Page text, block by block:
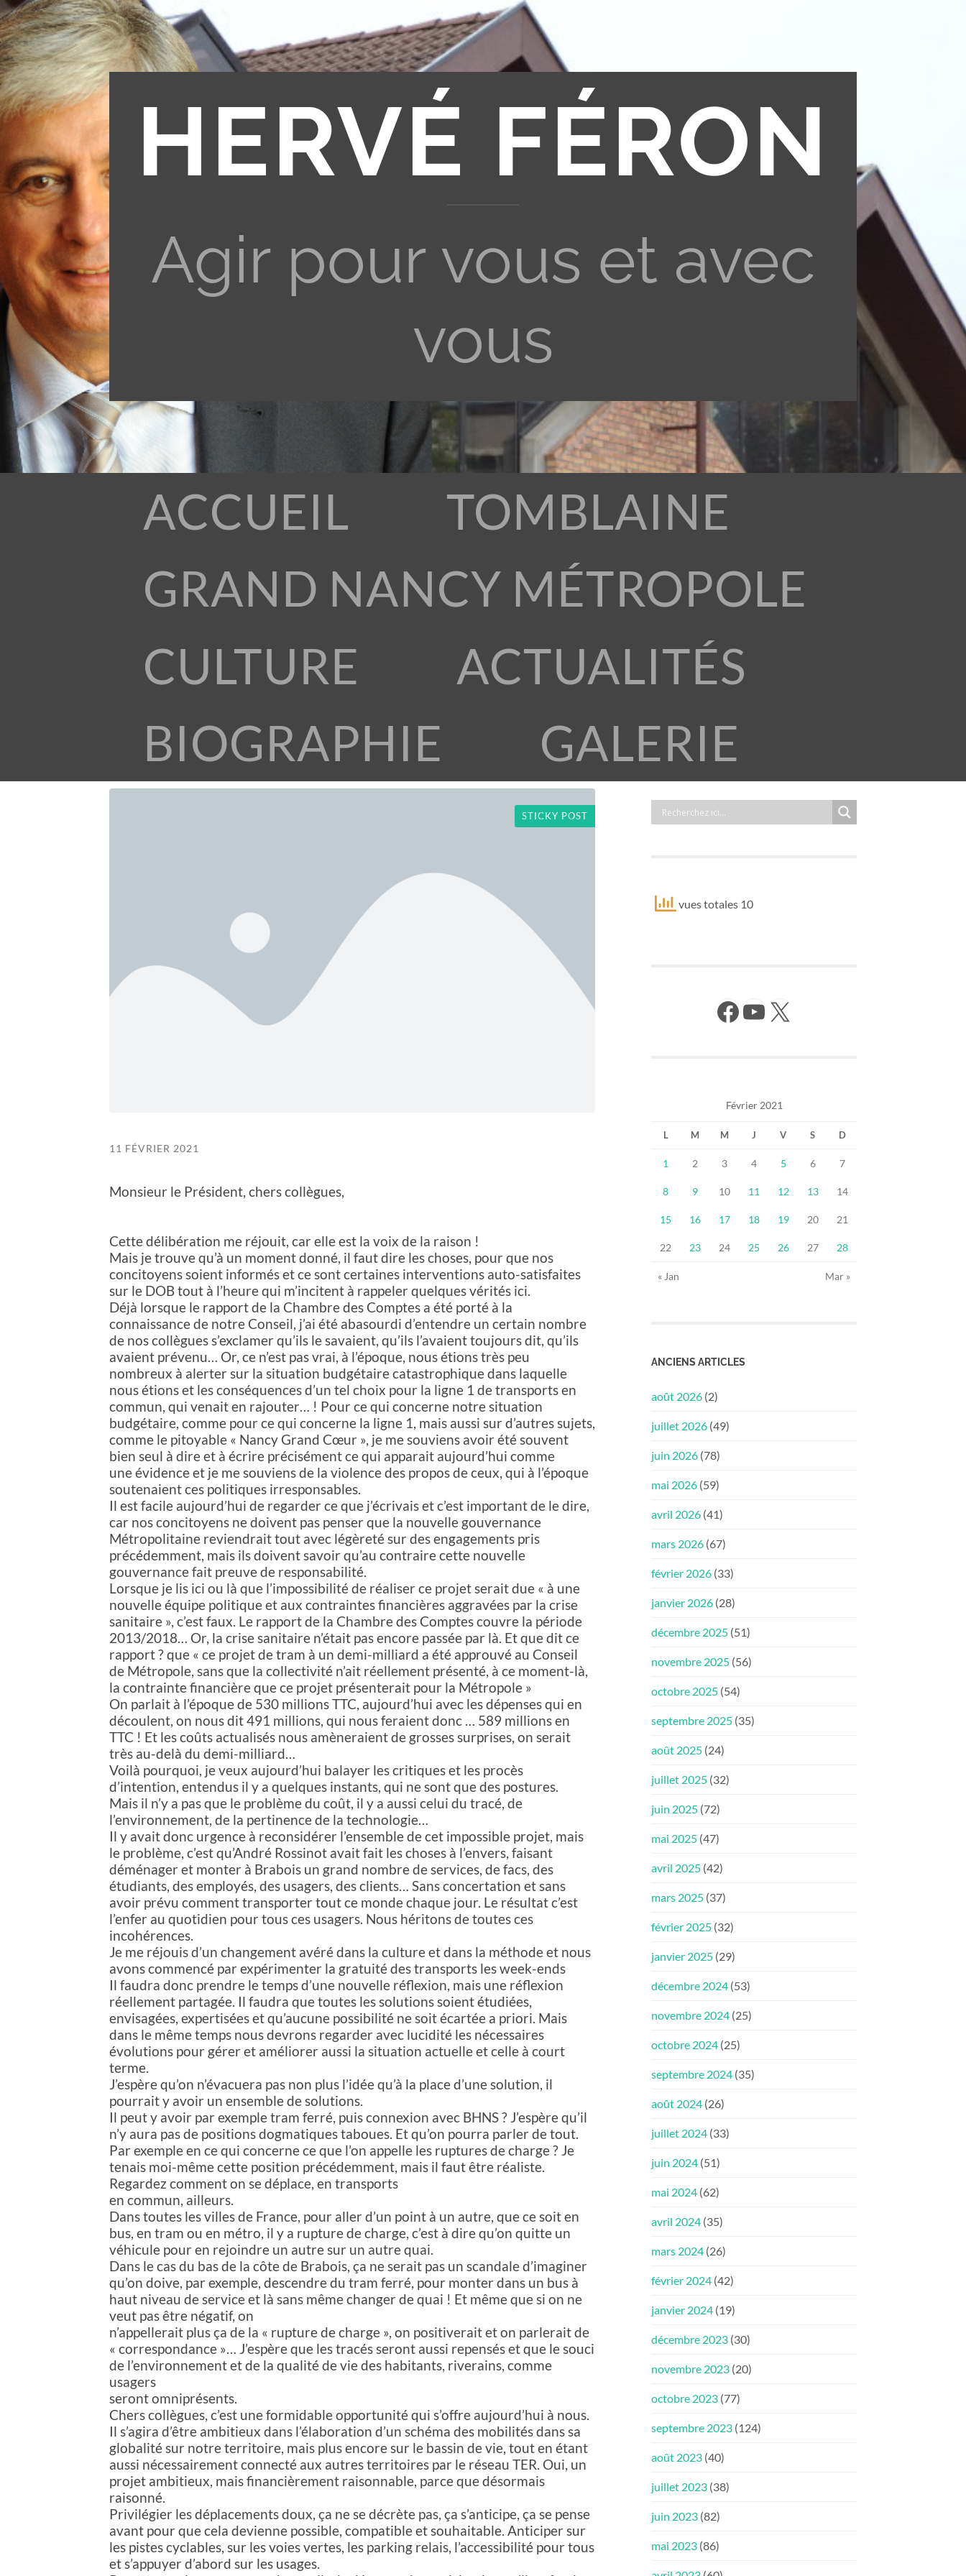
HERVÉ FÉRON
Agir pour vous et avec
vous
ACCUEIL
TOMBLAINE
GRAND NANCY MÉTROPOLE
CULTURE
ACTUALITÉS
BIOGRAPHIE
GALERIE
STICKY POST
11 FÉVRIER 2021
Monsieur le Président, chers collègues,
Cette délibération me réjouit, car elle est la voix de la raison !
Mais je trouve qu’à un moment donné, il faut dire les choses, pour que nos
concitoyens soient informés et ce sont certaines interventions auto-satisfaites
sur le DOB tout à l’heure qui m’incitent à rappeler quelques vérités ici.
Déjà lorsque le rapport de la Chambre des Comptes a été porté à la
connaissance de notre Conseil, j’ai été abasourdi d’entendre un certain nombre
de nos collègues s’exclamer qu’ils le savaient, qu’ils l’avaient toujours dit, qu’ils
avaient prévenu… Or, ce n’est pas vrai, à l’époque, nous étions très peu
nombreux à alerter sur la situation budgétaire catastrophique dans laquelle
nous étions et les conséquences d’un tel choix pour la ligne 1 de transports en
commun, qui venait en rajouter… ! Pour ce qui concerne notre situation
budgétaire, comme pour ce qui concerne la ligne 1, mais aussi sur d’autres sujets,
comme le pitoyable « Nancy Grand Cœur », je me souviens avoir été souvent
bien seul à dire et à écrire précisément ce qui apparait aujourd’hui comme
une évidence et je me souviens de la violence des propos de ceux, qui à l’époque
soutenaient ces politiques irresponsables.
Il est facile aujourd’hui de regarder ce que j’écrivais et c’est important de le dire,
car nos concitoyens ne doivent pas penser que la nouvelle gouvernance
Métropolitaine reviendrait tout avec légèreté sur des engagements pris
précédemment, mais ils doivent savoir qu’au contraire cette nouvelle
gouvernance fait preuve de responsabilité.
Lorsque je lis ici ou là que l’impossibilité de réaliser ce projet serait due « à une
nouvelle équipe politique et aux contraintes financières aggravées par la crise
sanitaire », c’est faux. Le rapport de la Chambre des Comptes couvre la période
2013/2018… Or, la crise sanitaire n’était pas encore passée par là. Et que dit ce
rapport ? que « ce projet de tram à un demi-milliard a été approuvé au Conseil
de Métropole, sans que la collectivité n’ait réellement présenté, à ce moment-là,
la contrainte financière que ce projet présenterait pour la Métropole »
On parlait à l’époque de 530 millions TTC, aujourd’hui avec les dépenses qui en
découlent, on nous dit 491 millions, qui nous feraient donc … 589 millions en
TTC ! Et les coûts actualisés nous amèneraient de grosses surprises, on serait
très au-delà du demi-milliard…
Voilà pourquoi, je veux aujourd’hui balayer les critiques et les procès
d’intention, entendus il y a quelques instants, qui ne sont que des postures.
Mais il n’y a pas que le problème du coût, il y a aussi celui du tracé, de
l’environnement, de la pertinence de la technologie…
Il y avait donc urgence à reconsidérer l’ensemble de cet impossible projet, mais
le problème, c’est qu’André Rossinot avait fait les choses à l’envers, faisant
déménager et monter à Brabois un grand nombre de services, de facs, des
étudiants, des employés, des usagers, des clients… Sans concertation et sans
avoir prévu comment transporter tout ce monde chaque jour. Le résultat c’est
l’enfer au quotidien pour tous ces usagers. Nous héritons de toutes ces
incohérences.
Je me réjouis d’un changement avéré dans la culture et dans la méthode et nous
avons commencé par expérimenter la gratuité des transports les week-ends
Il faudra donc prendre le temps d’une nouvelle réflexion, mais une réflexion
réellement partagée. Il faudra que toutes les solutions soient étudiées,
envisagées, expertisées et qu’aucune possibilité ne soit écartée a priori. Mais
dans le même temps nous devrons regarder avec lucidité les nécessaires
évolutions pour gérer et améliorer aussi la situation actuelle et celle à court
terme.
J’espère qu’on n’évacuera pas non plus l’idée qu’à la place d’une solution, il
pourrait y avoir un ensemble de solutions.
Il peut y avoir par exemple tram ferré, puis connexion avec BHNS ? J’espère qu’il
n’y aura pas de positions dogmatiques taboues. Et qu’on pourra parler de tout.
Par exemple en ce qui concerne ce que l’on appelle les ruptures de charge ? Je
tenais moi-même cette position précédemment, mais il faut être réaliste.
Regardez comment on se déplace, en transports
en commun, ailleurs.
Dans toutes les villes de France, pour aller d’un point à un autre, que ce soit en
bus, en tram ou en métro, il y a rupture de charge, c’est à dire qu’on quitte un
véhicule pour en rejoindre un autre sur un autre quai.
Dans le cas du bas de la côte de Brabois, ça ne serait pas un scandale d’imaginer
qu’on doive, par exemple, descendre du tram ferré, pour monter dans un bus à
haut niveau de service et là sans même changer de quai ! Et même que si on ne
veut pas être négatif, on
n’appellerait plus ça de la « rupture de charge », on positiverait et on parlerait de
« correspondance »… J’espère que les tracés seront aussi repensés et que le souci
de l’environnement et de la qualité de vie des habitants, riverains, comme
usagers
seront omniprésents.
Chers collègues, c’est une formidable opportunité qui s’offre aujourd’hui à nous.
Il s’agira d’être ambitieux dans l’élaboration d’un schéma des mobilités dans sa
globalité sur notre territoire, mais plus encore sur le bassin de vie, tout en étant
aussi nécessairement connecté aux autres territoires par le réseau TER. Oui, un
projet ambitieux, mais financièrement raisonnable, parce que désormais
raisonné.
Privilégier les déplacements doux, ça ne se décrète pas, ça s’anticipe, ça se pense
avant pour que cela devienne possible, compatible et souhaitable. Anticiper sur
les pistes cyclables, sur les voies vertes, les parking relais, l’accessibilité pour tous
et s’appuyer d’abord sur les usages.
vues totales 10
Facebook YouTube X
Février 2021
L M M J V S D
1 2 3 4 5 6 7
8 9 10 11 12 13 14
15 16 17 18 19 20 21
22 23 24 25 26 27 28
« Jan Mar »
ANCIENS ARTICLES
août 2026 (2)
juillet 2026 (49)
juin 2026 (78)
mai 2026 (59)
avril 2026 (41)
mars 2026 (67)
février 2026 (33)
janvier 2026 (28)
décembre 2025 (51)
novembre 2025 (56)
octobre 2025 (54)
septembre 2025 (35)
août 2025 (24)
juillet 2025 (32)
juin 2025 (72)
mai 2025 (47)
avril 2025 (42)
mars 2025 (37)
février 2025 (32)
janvier 2025 (29)
décembre 2024 (53)
novembre 2024 (25)
octobre 2024 (25)
septembre 2024 (35)
août 2024 (26)
juillet 2024 (33)
juin 2024 (51)
mai 2024 (62)
avril 2024 (35)
mars 2024 (26)
février 2024 (42)
janvier 2024 (19)
décembre 2023 (30)
novembre 2023 (20)
octobre 2023 (77)
septembre 2023 (124)
août 2023 (40)
juillet 2023 (38)
juin 2023 (82)
mai 2023 (86)